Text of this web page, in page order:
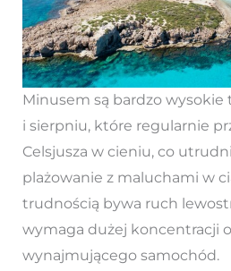
Minusem są bardzo
i sierpniu, które regularnie
Celsjusza w cieniu, co
plażowanie z maluchami w
trudnością bywa ruch
wymaga dużej koncentracji
wynajmującego samochód.